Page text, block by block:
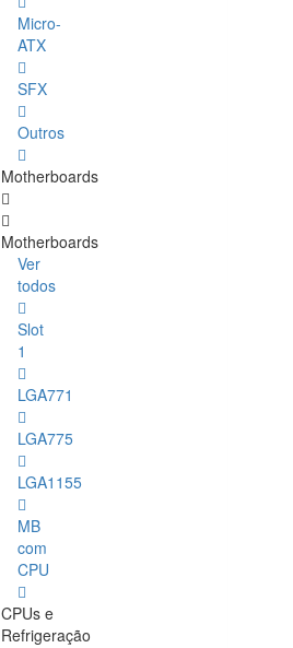
Micro-
ATX
SFX
Outros
Motherboards
Motherboards
Ver
todos
Slot
1
LGA771
LGA775
LGA1155
MB
com
CPU
CPUs e
Refrigeração